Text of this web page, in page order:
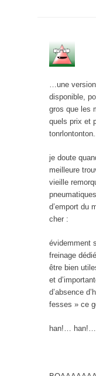
…une
disponible,
gros que les
quels prix et
je doute
meilleure
vieille
d’emport du
cher :
évidemment
freinage
être bien
et
d’absence
fesses » ce
han!…